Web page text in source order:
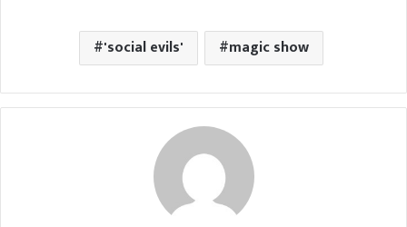
'social evils' magic show